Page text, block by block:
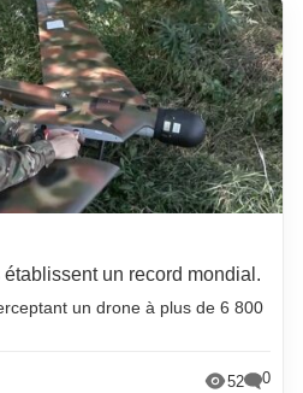
un record mondial.
un drone à plus de 6 800
52 0